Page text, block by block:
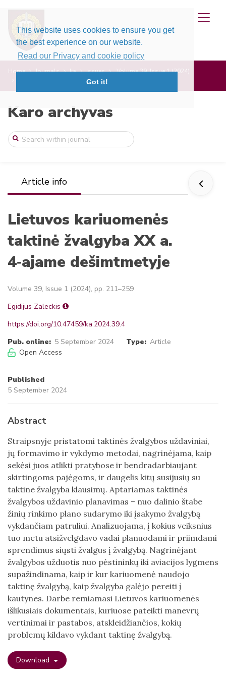
This website uses cookies to ensure you get
the best experience on our website.
Read our Privacy and cookie policy
Got it!
Home Journals ka Issues
Volume 39, Issue 1 (2024)
Lietuvos kariuomenės taktinė žvalgyba XX ...
Karo archyvas
Article info
Lietuvos kariuomenės
taktinė žvalgyba XX a.
4‑ajame dešimtmetyje
Volume 39, Issue 1 (2024), pp. 211–259
Egidijus Zaleckis
https://doi.org/10.47459/ka.2024.39.4
Pub. online: 5 September 2024 Type: Article
Open Access
Published
5 September 2024
Abstract
Straipsnyje pristatomi taktinės žvalgybos uždaviniai,
jų formavimo ir vykdymo metodai, nagrinėjama, kaip
sekėsi juos atlikti pratybose ir bendradarbiaujant
skirtingoms pajėgoms, ir daugelis kitų susijusių su
taktine žvalgyba klausimų. Aptariamas taktinės
žvalgybos uždavinio planavimas – nuo dalinio štabe
žinių rinkimo plano sudarymo iki įsakymo žvalgybą
vykdančiam patruliui. Analizuojama, į kokius veiksnius
tuo metu atsižvelgdavo vadai planuodami ir priimdami
sprendimus siųsti žvalgus į žvalgybą. Nagrinėjant
žvalgybos užduotis nuo pėstininkų iki aviacijos lygmens
supažindinama, kaip ir kur kariuomenė naudojo
taktinę žvalgybą, kaip žvalgyba galėjo pereiti į
kautynes. Darbe remiamasi Lietuvos kariuomenės
išlikusiais dokumentais, kuriuose pateikti manevrų
vertinimai ir pastabos, atskleidžiančios, kokių
problemų kildavo vykdant taktinę žvalgybą.
Download